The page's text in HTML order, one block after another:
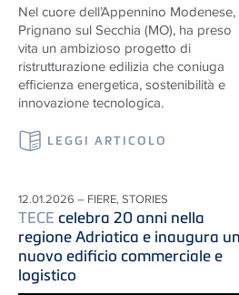
Nel cuore dell’Appennino Modenese,
Prignano sul Secchia (MO), ha preso
vita un ambizioso progetto di
ristrutturazione edilizia che coniuga
efficienza energetica, sostenibilità e
innovazione tecnologica.
LEGGI ARTICOLO
12.01.2026 – FIERE, STORIES
TECE celebra 20 anni nella
regione Adriatica e inaugura un
nuovo edificio commerciale e
logistico